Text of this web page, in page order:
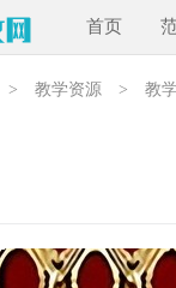
首页
> 教学资源 > 教